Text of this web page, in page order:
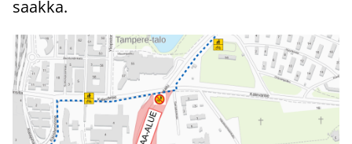
saak­ka.